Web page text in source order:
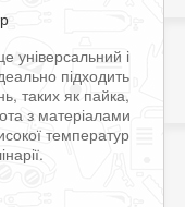
універсальний і
підходить
,таких як пайка,
з матеріалами
температур
.